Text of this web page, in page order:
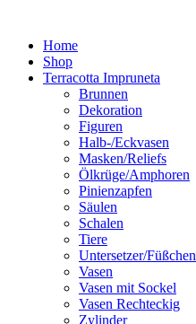
springenHome
Shop
Terracotta Impruneta
Brunnen
Dekoration
Figuren
Halb-/Eckvasen
Masken/Reliefs
Ölkrüge/Amphoren
Pinienzapfen
Säulen
Schalen
Tiere
Untersetzer/Füßchen
Vasen
Vasen mit Sockel
Vasen Rechteckig
Zylinder